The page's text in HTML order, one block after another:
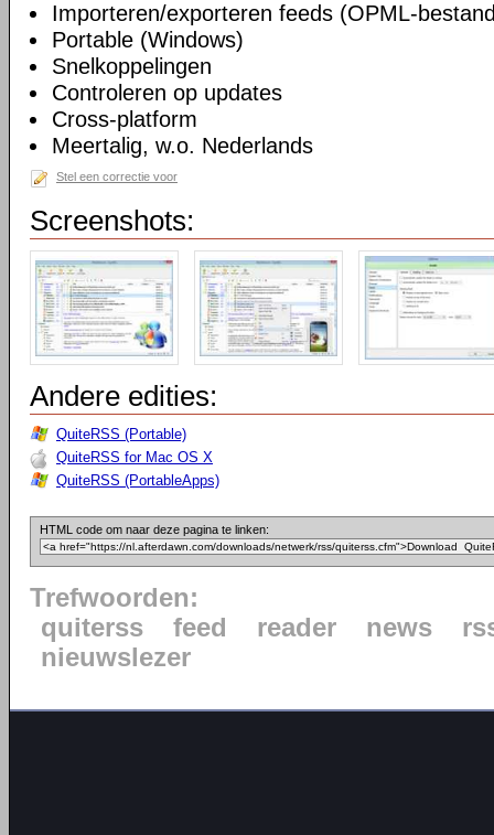
Importeren/exporteren feeds (OPML-
Portable (Windows)
Snelkoppelingen
Controleren op updates
Cross-platform
Meertalig, w.o. Nederlands
Stel een correctie voor
Screenshots:
Andere edities:
QuiteRSS (Portable)
QuiteRSS for Mac OS X
QuiteRSS (PortableApps)
HTML code om naar deze pagina te linken:
Trefwoorden:
quiterss
feed reader news
nieuwslezer